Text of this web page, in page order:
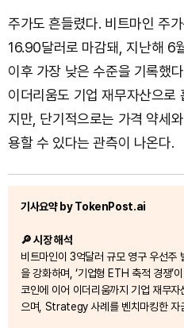
주가도 흔들렸다. 비트마인 주
16.90달러로 마감돼, 지난해 6
이후 가장 낮은 수준을 기록했
이더리움도 기업 재무자산으로
지만, 단기적으로는 가격 약세
용할 수 있다는 관측이 나온다.
기사요약 by TokenPost.ai
🔎 시장 해석
비트마인이 3억달러 규모 영구 우선주
을 강화하며, ‘기업형 ETH 축적 경쟁’
코인에 이어 이더리움까지 기업 재무
으며, Strategy 사례를 벤치마킹한 자